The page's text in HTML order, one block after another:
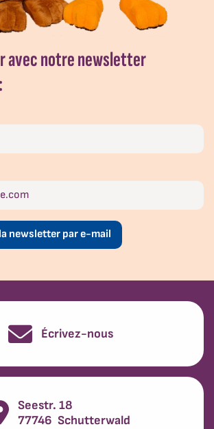
avec notre newsletter
newsletter par e-mail
Écrivez-nous
Seestr. 18
77746 Schutterwald